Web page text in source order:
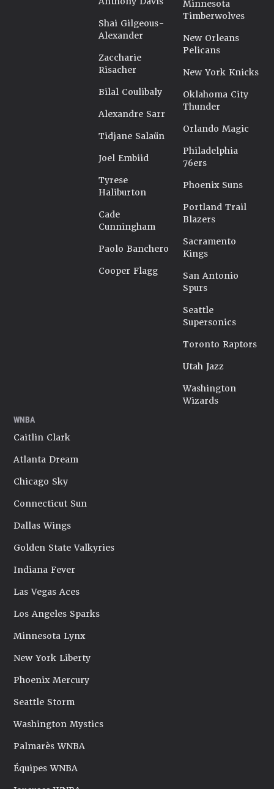
Shai Gilgeous-
Alexander
Zaccharie
Risacher
Bilal Coulibaly
Alexandre Sarr
Tidjane Salaün
Joel Embiid
Tyrese
Haliburton
Cade
Cunningham
Paolo Banchero
Cooper Flagg
Minnesota
Timberwolves
New Orleans
Pelicans
New York Knicks
Oklahoma City
Thunder
Orlando Magic
Philadelphia
76ers
Phoenix Suns
Portland Trail
Blazers
Sacramento
Kings
San Antonio
Spurs
Seattle
Supersonics
Toronto Raptors
Utah Jazz
Washington
Wizards
WNBA
Caitlin Clark
Atlanta Dream
Chicago Sky
Connecticut Sun
Dallas Wings
Golden State Valkyries
Indiana Fever
Las Vegas Aces
Los Angeles Sparks
Minnesota Lynx
New York Liberty
Phoenix Mercury
Seattle Storm
Washington Mystics
Palmarès WNBA
Équipes WNBA